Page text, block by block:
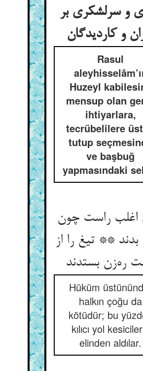
و سرلشکری بر
و کاردیدگان
Rasul
Huzeyl
mensup olan
ihtiyarlara,
tecrübelilere
tutup
ve başbuğ
yapmasındaki
راست چون
** تیغ را از
ره‌زن بستدند
Hüküm
halkın çoğu da
kötüdür; bu
kılıcı yol
elinden aldılar.